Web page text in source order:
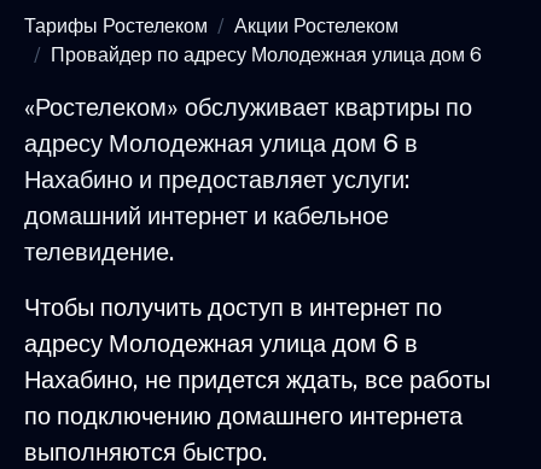
Тарифы Ростелеком
Акции Ростелеком
Провайдер по адресу Молодежная улица дом 6
«Ростелеком» обслуживает квартиры по
адресу Молодежная улица дом 6 в
Нахабино и предоставляет услуги:
домашний интернет и кабельное
телевидение.
Чтобы получить доступ в интернет по
адресу Молодежная улица дом 6 в
Нахабино, не придется ждать, все работы
по подключению домашнего интернета
выполняются быстро.